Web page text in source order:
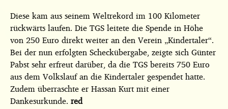
Diese kam aus seinem Weltrekord im 100 Kilometer
rückwärts laufen. Die TGS leitete die Spende in Höhe
von 250 Euro direkt weiter an den Verein „Kindertaler“.
Bei der nun erfolgten Scheckübergabe, zeigte sich Günter
Pabst sehr erfreut darüber, da die TGS bereits 750 Euro
aus dem Volkslauf an die Kindertaler gespendet hatte.
Zudem überraschte er Hassan Kurt mit einer
Dankesurkunde. red